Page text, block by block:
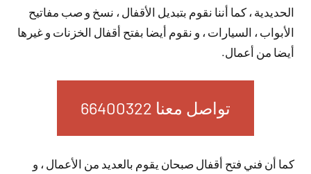
الحديدية ، كما أننا نقوم بتبديل الأقفال ، نسخ و صب مفاتيح
الأبواب ، السيارات ، و نقوم أيضا بفتح أقفال الخزنات و غيرها
أيضا من أعمال.
تواصل معنا 66400322
كما أن فني فتح أقفال صبحان يقوم بالعديد من الأعمال ، و